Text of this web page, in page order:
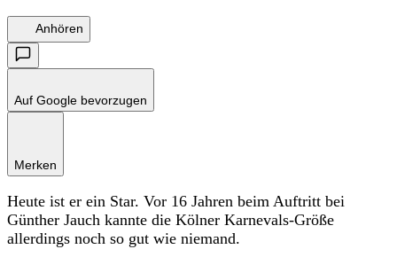
Anhören
Auf Google bevorzugen
Merken
Heute ist er ein Star. Vor 16 Jahren beim Auftritt bei
Günther Jauch kannte die Kölner Karnevals-Größe
allerdings noch so gut wie niemand.